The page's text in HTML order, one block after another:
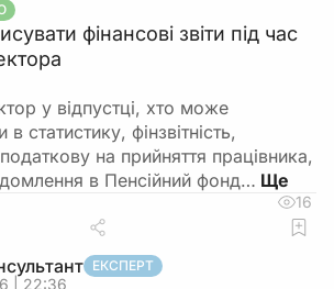
фінансові звіти під час
у відпустці, хто може
в статистику, фінзвітність,
на прийняття працівника,
в Пенсійний фонд…
16
ЕКСПЕРТ
| 22:36